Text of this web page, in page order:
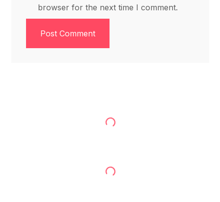
browser for the next time I comment.
Post Comment